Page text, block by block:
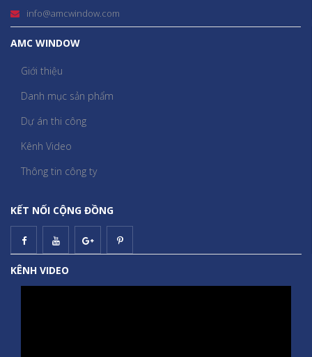
info@amcwindow.com
AMC WINDOW
Giới thiệu
Danh mục sản phẩm
Dự án thi công
Kênh Video
Thông tin công ty
KẾT NỐI CỘNG ĐỒNG
KÊNH VIDEO